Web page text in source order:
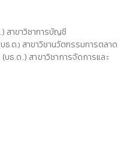
สาขาวิชาการบัญชี
บธ.ด.) สาขาวิชานวัตกรรมการตลาด
.ด.) สาขาวิชาการจัดการและ